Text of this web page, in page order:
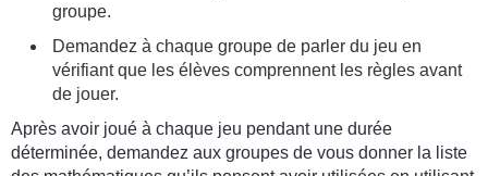
groupe.
Demandez à chaque groupe de parler du jeu en
vérifiant que les élèves comprennent les règles avant
de jouer.
Après avoir joué à chaque jeu pendant une durée
déterminée, demandez aux groupes de vous donner la liste